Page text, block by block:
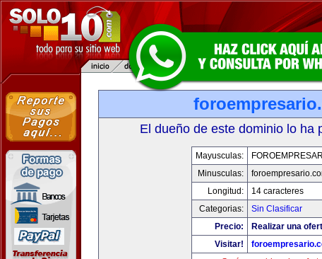
El dueño de este dominio lo ha
Mayusculas:
Minusculas:
Longitud:
14 caracteres
Categorias:
Sin Clasificar
Precio:
Realizar una
Visitar!